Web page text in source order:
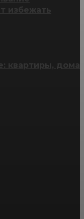
избежать
квартиры, дома